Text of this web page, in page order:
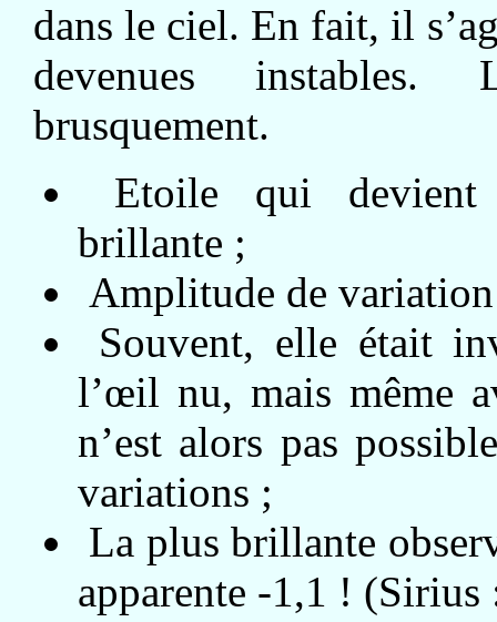
dans le ciel. En fait, il
devenues
brusquement.
Etoile qui devient
brillante ;
Amplitude de
Souvent, elle était
l’œil nu, mais même
n’est alors pas
variations ;
La plus brillante
apparente -1,1 ! (Sirius